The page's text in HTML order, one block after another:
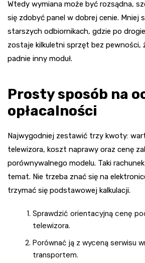
Wtedy wymiana może być rozsądna,
się zdobyć panel w dobrej cenie. Mniej
starszych odbiornikach, gdzie po
zostaje kilkuletni sprzęt bez pewności,
padnie inny moduł.
Prosty sposób na
opłacalności
Najwygodniej zestawić trzy kwoty:
telewizora, koszt naprawy oraz cenę
porównywalnego modelu. Taki
temat. Nie trzeba znać się na
trzymać się podstawowej kalkulacji.
Sprawdzić orientacyjną cenę
telewizora.
Porównać ją z wyceną serwisu
transportem.